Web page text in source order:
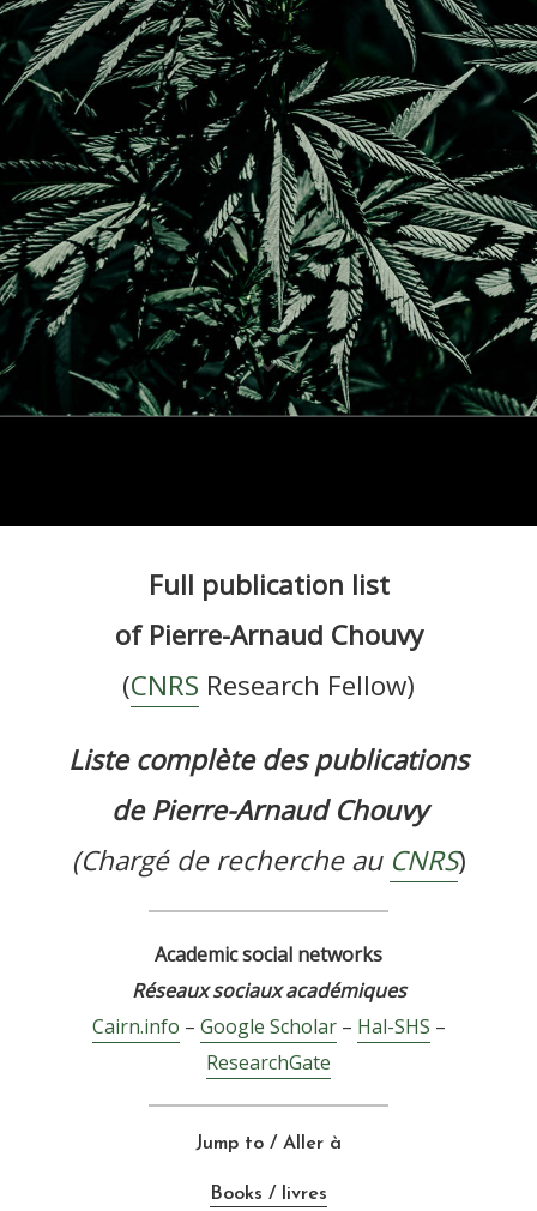
Full publication list
of Pierre-Arnaud Chouvy
(CNRS Research Fellow)
Liste complète des publications
de Pierre-Arnaud Chouvy
(Chargé de recherche au CNRS)
Academic social networks
Réseaux sociaux académiques
Cairn.info – Google Scholar– Hal-SHS –
ResearchGate
Jump to / Aller à
Books / livres